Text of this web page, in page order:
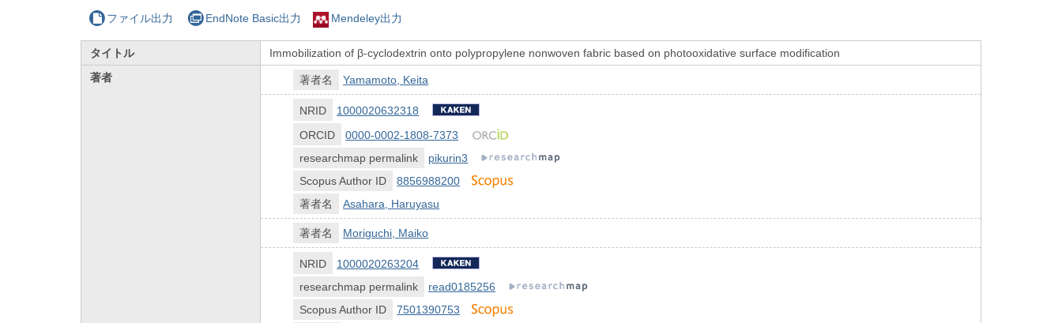
ファイル出力 EndNote Basic出力 Mendeley出力
タイトル
Immobilization of β-cyclodextrin onto polypropylene nonwoven fabric based on photooxidative surface modification
著者
著者名 Yamamoto, Keita
NRID
1000020632318
ORCID
0000-0002-1808-7373
researchmap permalink
pikurin3
Scopus Author ID
8856988200
著者名
Asahara, Haruyasu
著者名 Moriguchi, Maiko
NRID
1000020263204
researchmap permalink
read0185256
Scopus Author ID
7501390753